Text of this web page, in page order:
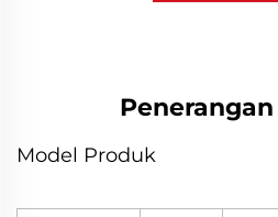
Model Produk